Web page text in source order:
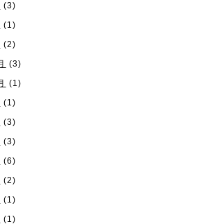
(3)
(1)
(2)
(3)
(1)
(1)
(3)
(3)
(6)
(2)
(1)
(1)